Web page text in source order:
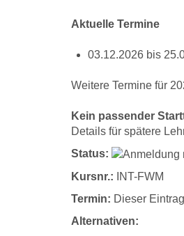
Aktuelle Termine
03.12.2026 bis
Weitere Termine für
Kein passender
Details für spätere
Status:
Kursnr.: INT-FWM
Termin: Dieser
Alternativen: